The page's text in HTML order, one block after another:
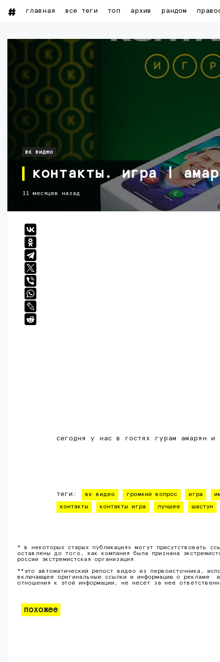
главная все теги топ архив рандом
вк видео
контакты. игра |
11 месяцев назад
сегодня у нас в гостях гурам амарян и
теги: вк видео громкий вопрос игра
контакты контакты игра лучшее шастун
* в некоторых старых публикациях могут присутствовать
оставлены до того, как компания была признана
россии экстремистская организация.
**это автоматический репост видео из первоисточника,
включающее оригинальные ссылки и информацию о рекламе.
отношения к этой информации, не несет за нее
похожее